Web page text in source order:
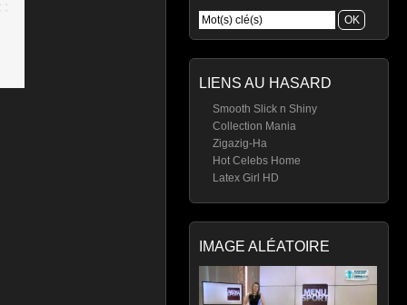
LIENS AU HASARD
Smooth Slick n Shiny
Collection Mania
Zigazig-Ha
Hot Celebs Home
Latex Girl HD
IMAGE ALÉATOIRE